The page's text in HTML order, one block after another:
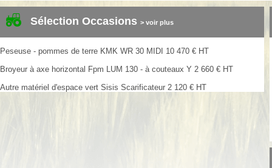
Sélection Occasions > voir plus
Peseuse - pommes de terre KMK WR 30 MIDI 10 470 € HT
Broyeur à axe horizontal Fpm LUM 130 - à couteaux Y 2 660 € HT
Autre matériel d'espace vert Sisis Scarificateur 2 120 € HT